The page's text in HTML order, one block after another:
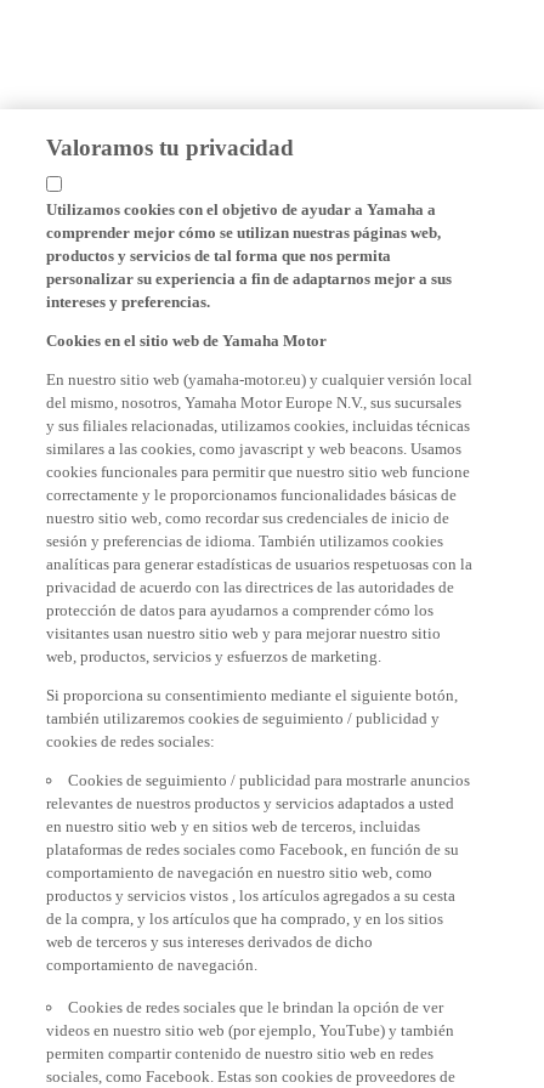
Valoramos tu privacidad
Utilizamos cookies con el objetivo de ayudar a Yamaha a
comprender mejor cómo se utilizan nuestras páginas web,
productos y servicios de tal forma que nos permita
personalizar su experiencia a fin de adaptarnos mejor a sus
intereses y preferencias.
Cookies en el sitio web de Yamaha Motor
En nuestro sitio web (yamaha-motor.eu) y cualquier versión local
del mismo, nosotros, Yamaha Motor Europe N.V., sus sucursales
y sus filiales relacionadas, utilizamos cookies, incluidas técnicas
similares a las cookies, como javascript y web beacons. Usamos
cookies funcionales para permitir que nuestro sitio web funcione
correctamente y le proporcionamos funcionalidades básicas de
nuestro sitio web, como recordar sus credenciales de inicio de
sesión y preferencias de idioma. También utilizamos cookies
analíticas para generar estadísticas de usuarios respetuosas con la
privacidad de acuerdo con las directrices de las autoridades de
protección de datos para ayudarnos a comprender cómo los
visitantes usan nuestro sitio web y para mejorar nuestro sitio
web, productos, servicios y esfuerzos de marketing.
Si proporciona su consentimiento mediante el siguiente botón,
también utilizaremos cookies de seguimiento / publicidad y
cookies de redes sociales:
Cookies de seguimiento / publicidad para mostrarle anuncios
relevantes de nuestros productos y servicios adaptados a usted
en nuestro sitio web y en sitios web de terceros, incluidas
plataformas de redes sociales como Facebook, en función de su
comportamiento de navegación en nuestro sitio web, como
productos y servicios vistos , los artículos agregados a su cesta
de la compra, y los artículos que ha comprado, y en los sitios
web de terceros y sus intereses derivados de dicho
comportamiento de navegación.
Cookies de redes sociales que le brindan la opción de ver
videos en nuestro sitio web (por ejemplo, YouTube) y también
permiten compartir contenido de nuestro sitio web en redes
sociales, como Facebook. Estas son cookies de proveedores de